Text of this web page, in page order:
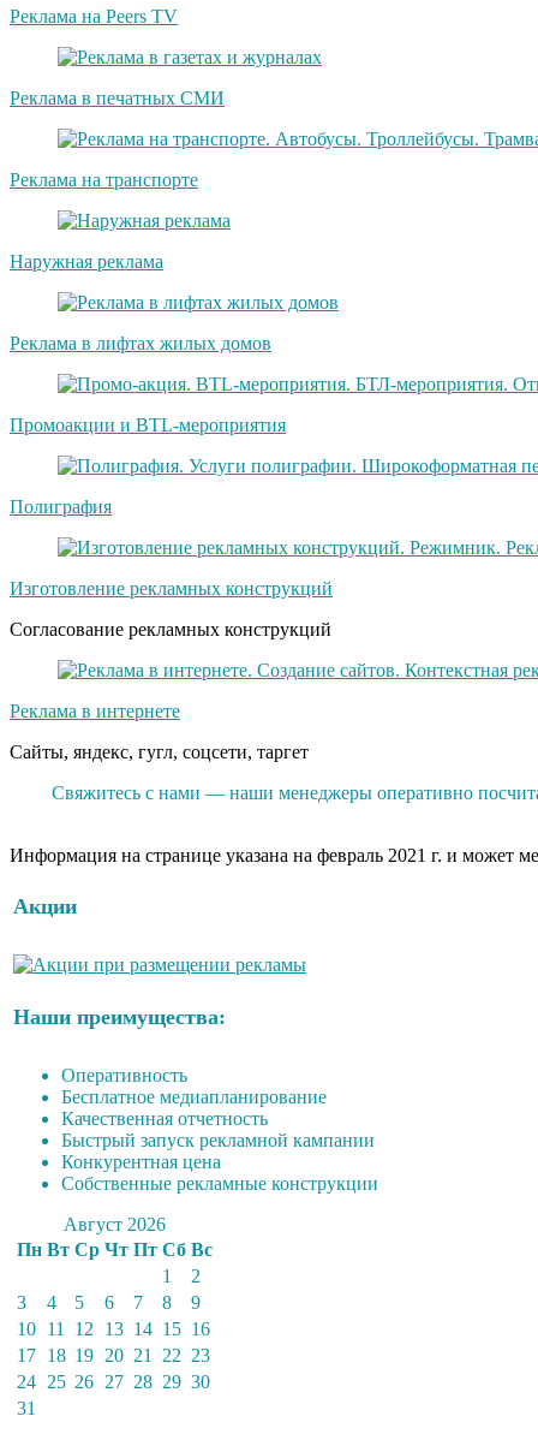
Реклама на Peers TV
Реклама в печатных СМИ
Реклама на транспорте
Наружная реклама
Реклама в лифтах жилых домов
Промоакции и BTL-мероприятия
Полиграфия
Изготовление рекламных конструкций
Согласование рекламных конструкций
Реклама в интернете
Сайты, яндекс, гугл, соцсети, таргет
Свяжитесь с нами — наши менеджеры оперативно
Информация на странице указана на февраль 2021 г. и может
Акции
Наши преимущества:
Оперативность
Бесплатное медиапланирование
Качественная отчетность
Быстрый запуск рекламной кампании
Конкурентная цена
Собственные рекламные конструкции
Август 2026
Пн Вт Ср Чт Пт Сб Вс
1
2
3
4 5 6 7 8
9
10 11 12 13 14 15 16
17 18 19 20 21 22 23
24 25 26 27 28 29 30
31